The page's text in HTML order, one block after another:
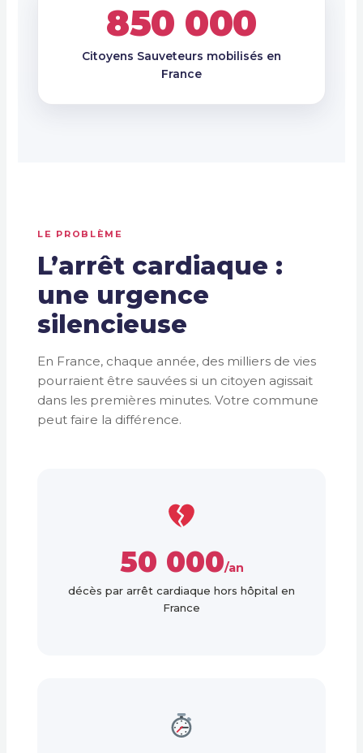
850 000
Citoyens Sauveteurs mobilisés en
France
LE PROBLÈME
L’arrêt cardiaque :
une urgence
silencieuse
En France, chaque année, des milliers de vies
pourraient être sauvées si un citoyen agissait
dans les premières minutes. Votre commune
peut faire la différence.
50 000/an
décès par arrêt cardiaque hors hôpital en
France